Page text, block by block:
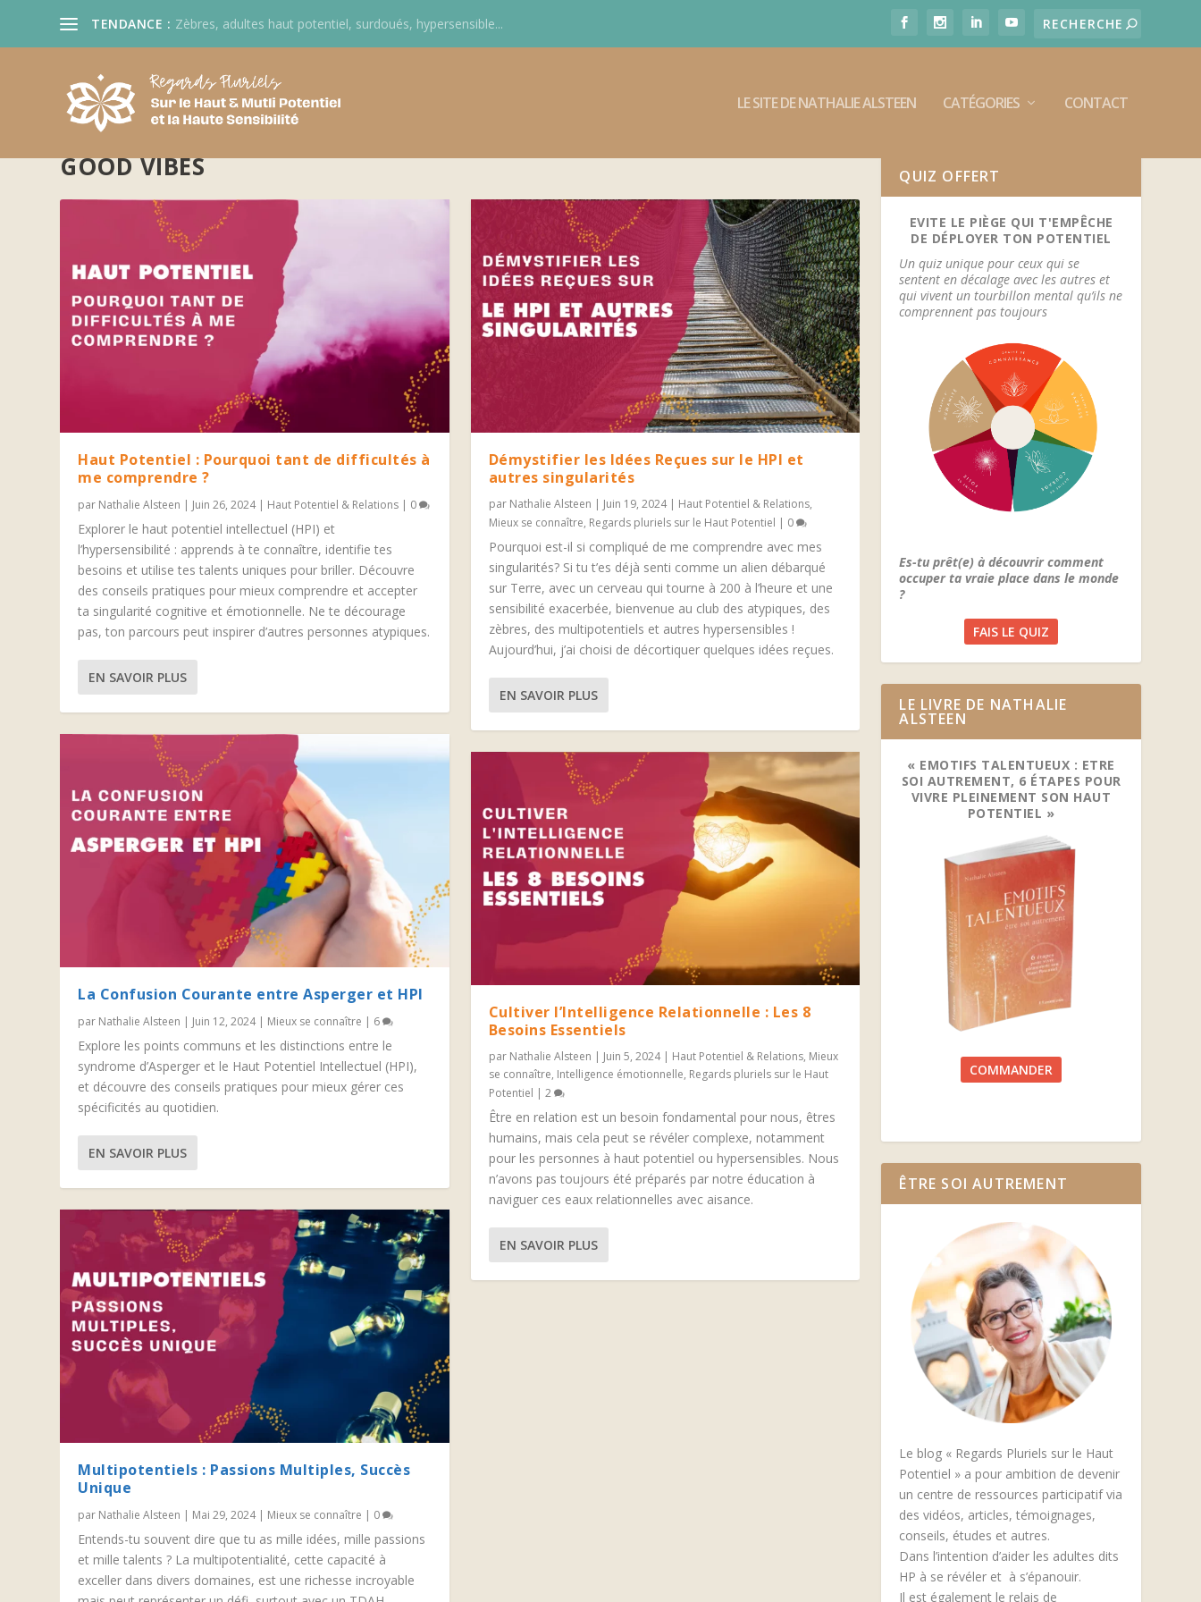
TENDANCE : Zèbres, adultes haut potentiel, surdoués, hypersensible...
LE SITE DE NATHALIE ALSTEEN CATÉGORIES CONTACT
GOOD VIBES
Haut Potentiel : Pourquoi tant de difficultés à
me comprendre ?
par Nathalie Alsteen | Juin 26, 2024| Haut Potentiel & Relations | 0
Explorer le haut potentiel intellectuel (HPI) et
l’hypersensibilité : apprends à te connaître, identifie tes
besoins et utilise tes talents uniques pour briller. Découvre
des conseils pratiques pour mieux comprendre et accepter
ta singularité cognitive et émotionnelle. Ne te décourage
pas, ton parcours peut inspirer d’autres personnes atypiques.
EN SAVOIR PLUS
La Confusion Courante entre Asperger et HPI
par Nathalie Alsteen | Juin 12, 2024| Mieux se connaître | 6
Explore les points communs et les distinctions entre le
syndrome d’Asperger et le Haut Potentiel Intellectuel (HPI),
et découvre des conseils pratiques pour mieux gérer ces
spécificités au quotidien.
EN SAVOIR PLUS
Multipotentiels : Passions Multiples, Succès
Unique
par Nathalie Alsteen | Mai 29, 2024| Mieux se connaître | 0
Entends-tu souvent dire que tu as mille idées, mille passions
et mille talents ? La multipotentialité, cette capacité à
exceller dans divers domaines, est une richesse incroyable
Démystifier les Idées Reçues sur le HPI et
autres singularités
par Nathalie Alsteen | Juin 19, 2024| Haut Potentiel & Relations,
Mieux se connaître, Regards pluriels sur le Haut Potentiel | 0
Pourquoi est-il si compliqué de me comprendre avec mes
singularités? Si tu t’es déjà senti comme un alien débarqué
sur Terre, avec un cerveau qui tourne à 200 à l’heure et une
sensibilité exacerbée, bienvenue au club des atypiques, des
zèbres, des multipotentiels et autres hypersensibles !
Aujourd’hui, j’ai choisi de décortiquer quelques idées reçues.
EN SAVOIR PLUS
Cultiver l’Intelligence Relationnelle : Les 8
Besoins Essentiels
par Nathalie Alsteen | Juin 5, 2024| Haut Potentiel & Relations, Mieux
se connaître, Intelligence émotionnelle, Regards pluriels sur le Haut
Potentiel | 2
Être en relation est un besoin fondamental pour nous, êtres
humains, mais cela peut se révéler complexe, notamment
pour les personnes à haut potentiel ou hypersensibles. Nous
n’avons pas toujours été préparés par notre éducation à
naviguer ces eaux relationnelles avec aisance.
EN SAVOIR PLUS
QUIZ OFFERT
EVITE LE PIÈGE QUI T'EMPÊCHE
DE DÉPLOYER TON POTENTIEL
Un quiz unique pour ceux qui se
sentent en décalage avec les autres et
qui vivent un tourbillon mental qu’ils ne
comprennent pas toujours
Es-tu prêt(e) à découvrir comment
occuper ta vraie place dans le monde
?
FAIS LE QUIZ
LE LIVRE DE NATHALIE
ALSTEEN
« EMOTIFS TALENTUEUX : ETRE
SOI AUTREMENT, 6 ÉTAPES POUR
VIVRE PLEINEMENT SON HAUT
POTENTIEL »
COMMANDER
ÊTRE SOI AUTREMENT
Le blog « Regards Pluriels sur le Haut
Potentiel » a pour ambition de devenir
un centre de ressources participatif via
des vidéos, articles, témoignages,
conseils, études et autres.
Dans l’intention d’aider les adultes dits
HP à se révéler et à s’épanouir.
Il est également le relais de